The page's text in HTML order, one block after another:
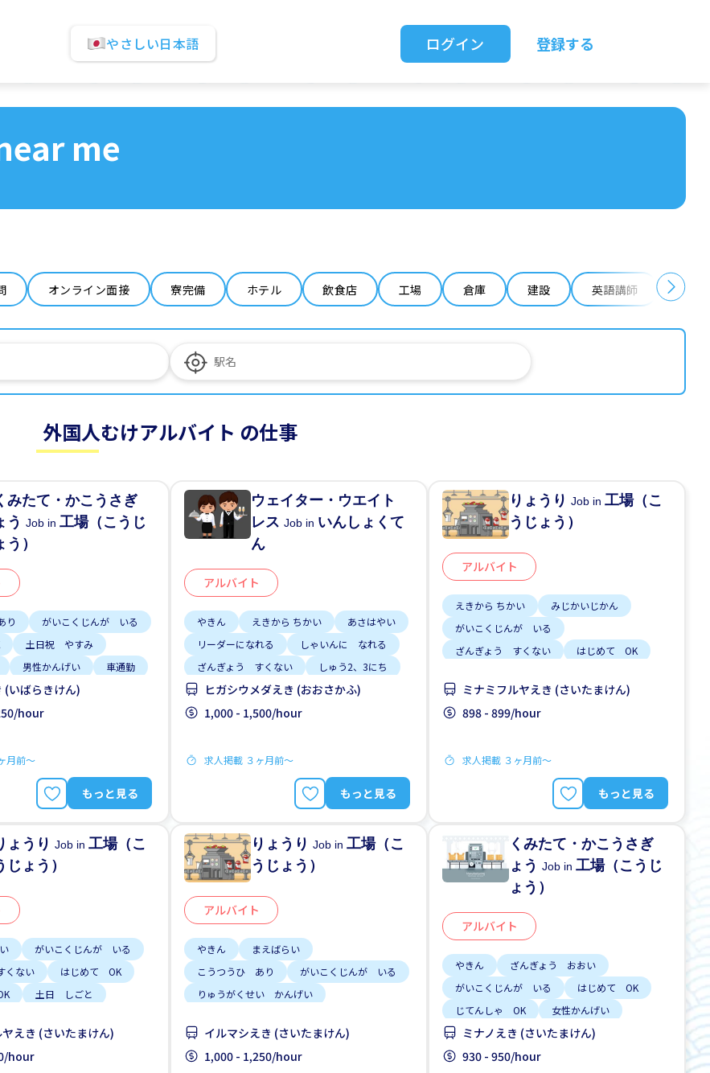
やさしい日本語 ログイン 登録する
me
オンライン面接 寮完備 ホテル 飲食店 工場 倉庫 建設 英語講師 IT
外国人むけアルバイト の仕事
みたて・かこうさぎ
うJob in工場（こうじ
う）
り
がいこくじんが いる
土日祝 やすみ
男性かんげい 車通勤
(いばらきけん)
hour
月前〜
もっと見る
ウェイター・ウエイト
レスJob in いんしょくて
ん
アルバイト
やきん えきから ちかい
あさはやい
リーダーになれる
しゃいんに なれる
ざんぎょう すくない
しゅう2、3にち
土日 しごと
土日祝 やすみ
ヒガシウメダえき (おおさかふ)
1,000 - 1,500/hour
求人掲載 ３ヶ月前〜
もっと見る
りょうりJob in工場（こ
うじょう）
アルバイト
えきから ちかい
みじかいじかん
がいこくじんが いる
ざんぎょう すくない
はじめて OK
ミナミフルヤえき (さいたまけん)
898 - 899/hour
求人掲載 ３ヶ月前〜
もっと見る
ょうりJob in工場（こ
じょう）
がいこくじんが いる
くない
はじめて OK
土日 しごと
えき (さいたまけん)
hour
りょうりJob in工場（こ
うじょう）
アルバイト
やきん
まえばらい
こうつうひ あり
がいこくじんが いる
りゅうがくせい かんげい
女性かんげい
男性かんげい
イルマシえき (さいたまけん)
1,000 - 1,250/hour
くみたて・かこうさぎ
ょうJob in工場（こうじ
ょう）
アルバイト
やきん
ざんぎょう おおい
がいこくじんが いる
はじめて OK
じてんしゃ OK
女性かんげい
男性かんげい
車通勤
ミナノえき (さいたまけん)
930 - 950/hour